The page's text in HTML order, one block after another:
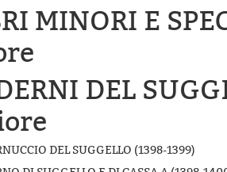
MINORI E
DEL
DEL SUGGELLO (1398-1399)